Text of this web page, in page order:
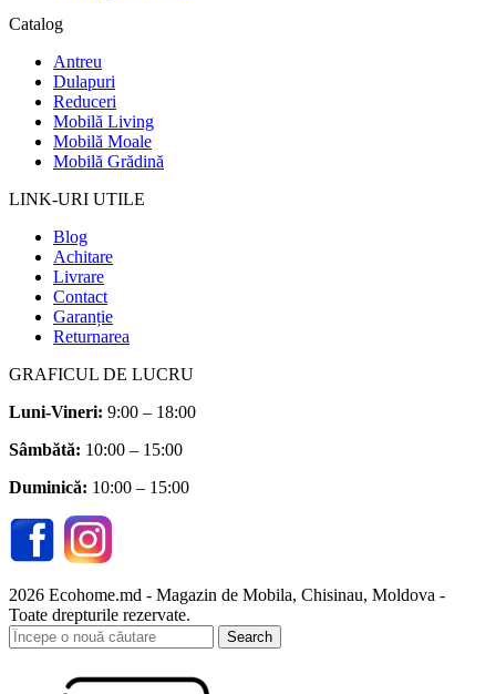
Catalog
Antreu
Dulapuri
Reduceri
Mobilă Living
Mobilă Moale
Mobilă Grădină
LINK-URI UTILE
Blog
Achitare
Livrare
Contact
Garanție
Returnarea
GRAFICUL DE LUCRU
Luni-Vineri: 9:00 – 18:00
Sâmbătă: 10:00 – 15:00
Duminică: 10:00 – 15:00
2026 Ecohome.md - Magazin de Mobila, Chisinau, Moldova -
Toate drepturile rezervate.
Search